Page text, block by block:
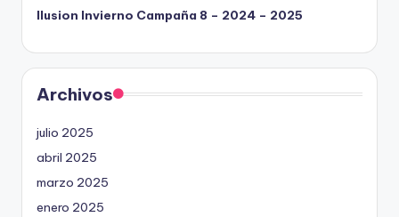
Ilusion Invierno Campaña 8 – 2024 – 2025
Archivos
julio 2025
abril 2025
marzo 2025
enero 2025